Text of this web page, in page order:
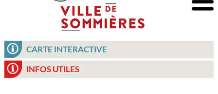
CARTE INTERACTIVE
INFOS UTILES